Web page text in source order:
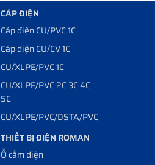
CÁP ĐIỆN
Cáp điện CU/PVC 1C
Cáp điện CU/CV 1C
CU/XLPE/PVC 1C
CU/XLPE/PVC 2C 3C 4C
5C
CU/XLPE/PVC/DSTA/PVC
THIẾT BỊ ĐIỆN ROMAN
Ổ cắm điện